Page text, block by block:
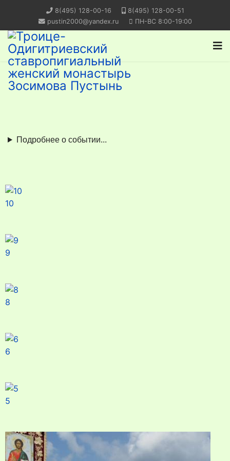
8(495) 128-00-16
8(495) 128-00-51
pustin2000@yandex.ru
ПН-ВС 8:00-19:00
Подробнее о событии...
10
9
8
6
5